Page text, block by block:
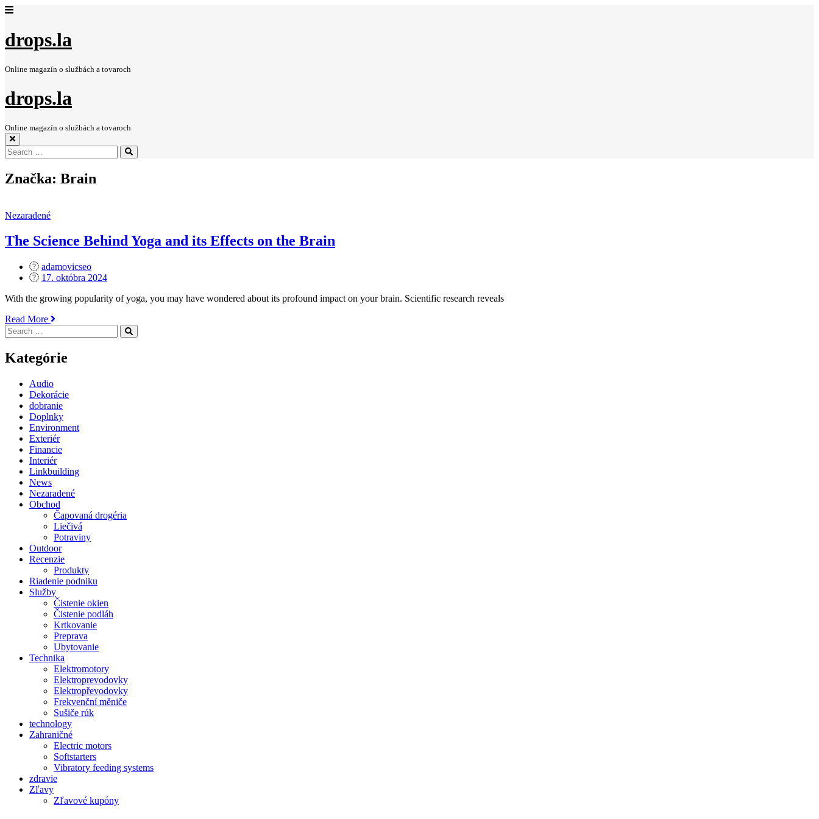
drops.la
Online magazín o službách a tovaroch
drops.la
Online magazín o službách a tovaroch
Search
for:
Search
Značka: Brain
Nezaradené
The Science Behind Yoga and its Effects on the Brain
adamovicseo
Posted
17. októbra 2024
With the growing popularity of yoga, you may have wondered about its profound impact on your brain. Scientific research reveals
Read More
Behind
Yoga
and
on
the
Brain“
Search
for:
Search
Kategórie
Audio
Dekorácie
dobranie
Doplnky
Environment
Exteriér
Financie
Interiér
Linkbuilding
News
Nezaradené
Obchod
Čapovaná drogéria
Liečivá
Potraviny
Outdoor
Recenzie
Produkty
Riadenie podniku
Služby
Čistenie okien
Čistenie podláh
Krtkovanie
Preprava
Ubytovanie
Technika
Elektromotory
Elektroprevodovky
Elektropřevodovky
Frekvenční měniče
Sušiče rúk
technology
Zahraničné
Electric motors
Softstarters
Vibratory feeding systems
zdravie
Zľavy
Zľavové kupóny